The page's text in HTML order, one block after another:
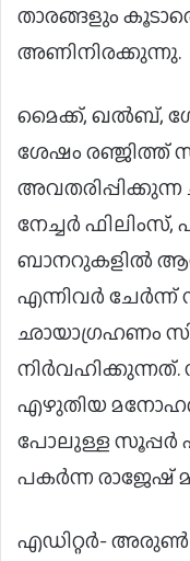
താരങ്ങളും
അണിനിരക്കുന്നു.
മൈക്ക്, ഖൽബ്,
ശേഷം രഞ്ജിത്ത്
അവതരിപ്പിക്കുന്ന
നേച്ചർ ഫിലിംസ്,
ബാനറുകളിൽ
എന്നിവർ ചേർന്ന്
ഛായാഗ്രഹണം
എഴുതിയ മനോഹര
പോലുള്ള സൂപ്പർ
പകർന്ന
എഡിറ്റർ-